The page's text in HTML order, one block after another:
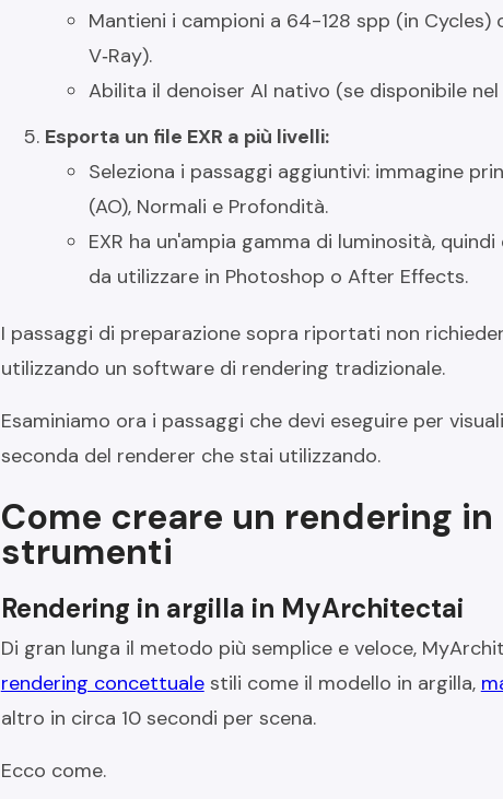
Mantieni i campioni a 64-128 spp (in Cycles)
V‑Ray).
Abilita il denoiser AI nativo (se disponibile
Esporta un file EXR a più livelli:
Seleziona i passaggi aggiuntivi: immagine
(AO), Normali e Profondità.
EXR ha un'ampia gamma di luminosità,
da utilizzare in Photoshop o After Effects.
I passaggi di preparazione sopra riportati non
utilizzando un software di rendering tradizionale.
Esaminiamo ora i passaggi che devi eseguire per
seconda del renderer che stai utilizzando.
Come creare un rendering
strumenti
Rendering in argilla in MyArchitectai
Di gran lunga il metodo più semplice e veloce,
rendering concettualestili come il modello in argilla,
altro in circa 10 secondi per scena.
Ecco come.